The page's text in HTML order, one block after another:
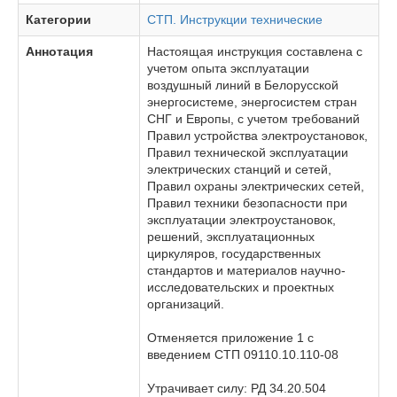
Категории СТП. Инструкции технические
Аннотация
Настоящая инструкция составлена с
учетом опыта эксплуатации
воздушный линий в Белорусской
энергосистеме, энергосистем стран
СНГ и Европы, с учетом требований
Правил устройства электроустановок,
Правил технической эксплуатации
электрических станций и сетей,
Правил охраны электрических сетей,
Правил техники безопасности при
эксплуатации электроустановок,
решений, эксплуатационных
циркуляров, государственных
стандартов и материалов научно-
исследовательских и проектных
организаций.
Отменяется приложение 1 с
введением СТП 09110.10.110-08
Утрачивает силу: РД 34.20.504